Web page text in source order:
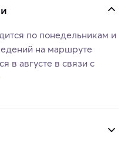
по понедельникам и
на маршруте
в августе в связи с